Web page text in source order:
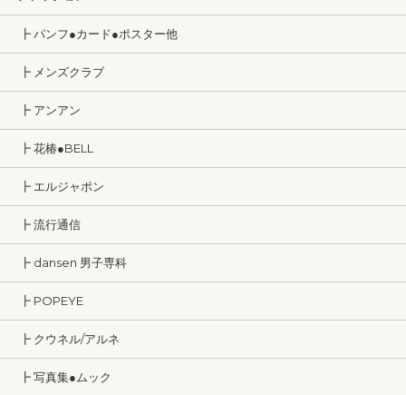
┣ パンフ●カード●ポスター他
┣ メンズクラブ
┣ アンアン
┣ 花椿●BELL
┣ エルジャポン
┣ 流行通信
┣ dansen 男子専科
┣ POPEYE
┣ クウネル/アルネ
┣ 写真集●ムック